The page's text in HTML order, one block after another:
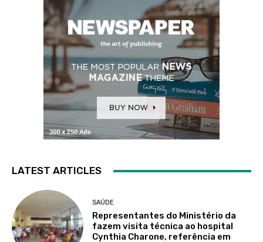
LATEST ARTICLES
SAÚDE
Representantes do Ministério da
fazem visita técnica ao hospital
Cynthia Charone, referência em